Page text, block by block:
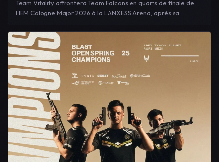
Team Vitality affrontera Team Falcons en quarts de finale de
l'IEM Cologne Major 2026 à la LANXESS Arena, après sa…